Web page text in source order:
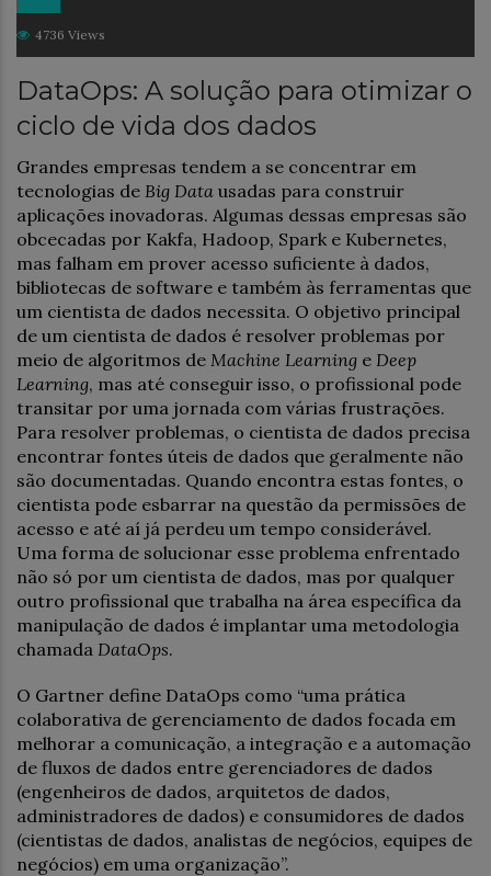
4736 Views
DataOps: A solução para otimizar o
ciclo de vida dos dados
Grandes empresas tendem a se concentrar em
tecnologias de Big Data usadas para construir
aplicações inovadoras. Algumas dessas empresas são
obcecadas por Kakfa, Hadoop, Spark e Kubernetes,
mas falham em prover acesso suficiente à dados,
bibliotecas de software e também às ferramentas que
um cientista de dados necessita. O objetivo principal
de um cientista de dados é resolver problemas por
meio de algoritmos de Machine Learning e Deep
Learning, mas até conseguir isso, o profissional pode
transitar por uma jornada com várias frustrações.
Para resolver problemas, o cientista de dados precisa
encontrar fontes úteis de dados que geralmente não
são documentadas. Quando encontra estas fontes, o
cientista pode esbarrar na questão da permissões de
acesso e até aí já perdeu um tempo considerável.
Uma forma de solucionar esse problema enfrentado
não só por um cientista de dados, mas por qualquer
outro profissional que trabalha na área específica da
manipulação de dados é implantar uma metodologia
chamada DataOps.
O Gartner define DataOps como “uma prática
colaborativa de gerenciamento de dados focada em
melhorar a comunicação, a integração e a automação
de fluxos de dados entre gerenciadores de dados
(engenheiros de dados, arquitetos de dados,
administradores de dados) e consumidores de dados
(cientistas de dados, analistas de negócios, equipes de
negócios) em uma organização”.